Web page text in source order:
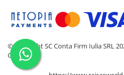
©Copyright SC Conta Firm Iulia SRL
Gomag